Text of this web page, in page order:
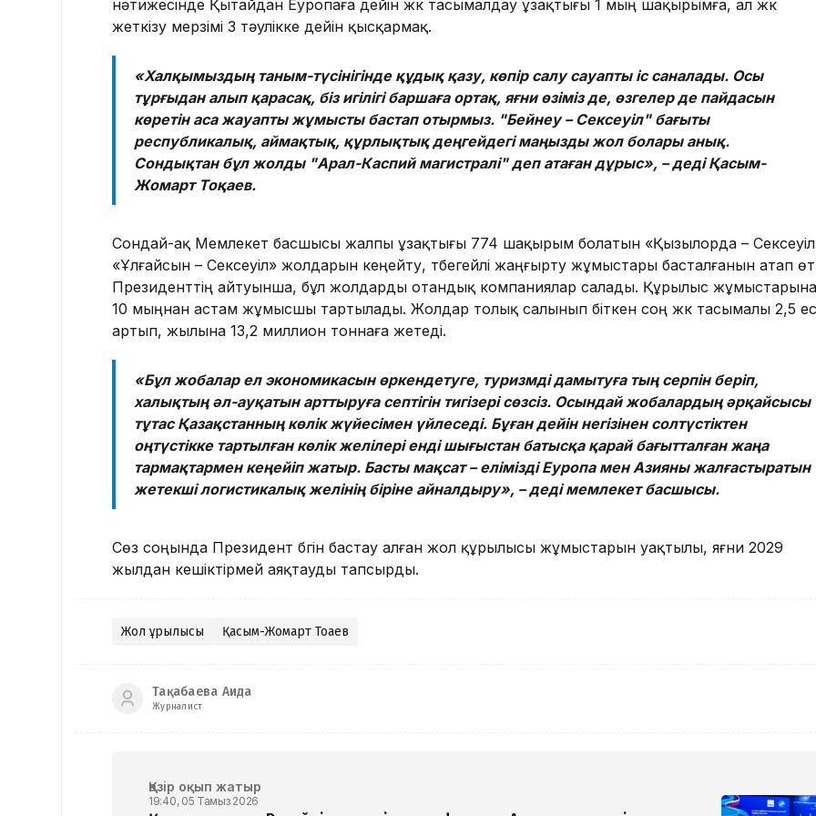
нәтижесінде Қытайдан Еуропаға дейін жүк тасымалдау ұзақтығы 1 мың шақырымға, ал жүк
жеткізу мерзімі 3 тәулікке дейін қысқармақ.
«Халқымыздың таным-түсінігінде құдық қазу, көпір салу сауапты іс саналады. Осы
тұрғыдан алып қарасақ, біз игілігі баршаға ортақ, яғни өзіміз де, өзгелер де пайдасын
көретін аса жауапты жұмысты бастап отырмыз. "Бейнеу – Сексеуіл" бағыты
республикалық, аймақтық, құрлықтық деңгейдегі маңызды жол болары анық.
Сондықтан бұл жолды "Арал-Каспий магистралі" деп атаған дұрыс», – деді Қасым-
Жомарт Тоқаев.
Сондай-ақ Мемлекет басшысы жалпы ұзақтығы 774 шақырым болатын «Қызылорда –
«Ұлғайсын – Сексеуіл» жолдарын кеңейту, түбегейлі жаңғырту жұмыстары басталғанын атап
Президенттің айтуынша, бұл жолдарды отандық компаниялар салады. Құрылыс жұмыстарына
10 мыңнан астам жұмысшы тартылады. Жолдар толық салынып біткен соң жүк тасымалы 2,5
артып, жылына 13,2 миллион тоннаға жетеді.
«Бұл жобалар ел экономикасын өркендетуге, туризмді дамытуға тың серпін беріп,
халықтың әл-ауқатын арттыруға септігін тигізері сөзсіз. Осындай жобалардың әрқайсысы
тұтас Қазақстанның көлік жүйесімен үйлеседі. Бұған дейін негізінен солтүстіктен
оңтүстікке тартылған көлік желілері енді шығыстан батысқа қарай бағытталған жаңа
тармақтармен кеңейіп жатыр. Басты мақсат – елімізді Еуропа мен Азияны жалғастыратын
жетекші логистикалық желінің біріне айналдыру», – деді мемлекет басшысы.
Сөз соңында Президент бүгін бастау алған жол құрылысы жұмыстарын уақтылы, яғни 2029
жылдан кешіктірмей аяқтауды тапсырды.
Жол құрылысы Қасым-Жомарт Тоқаев
Тақабаева Аида
Журналист
Қазір оқып жатыр
19:40, 05 Тамыз 2026